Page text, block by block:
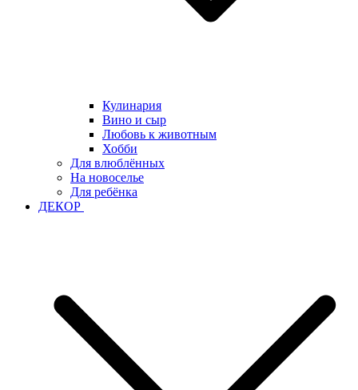
Кулинария
Вино и сыр
Любовь к животным
Хобби
Для влюблённых
На новоселье
Для ребёнка
ДЕКОР